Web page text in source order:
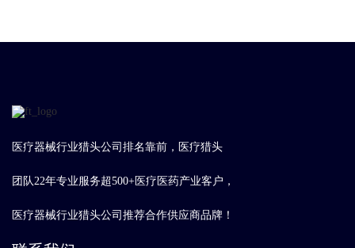
医疗器械行业猎头公司排名靠前，医疗猎头
团队22年专业服务超500+医疗医药产业客户，
医疗器械行业猎头公司推荐合作供应商品牌！